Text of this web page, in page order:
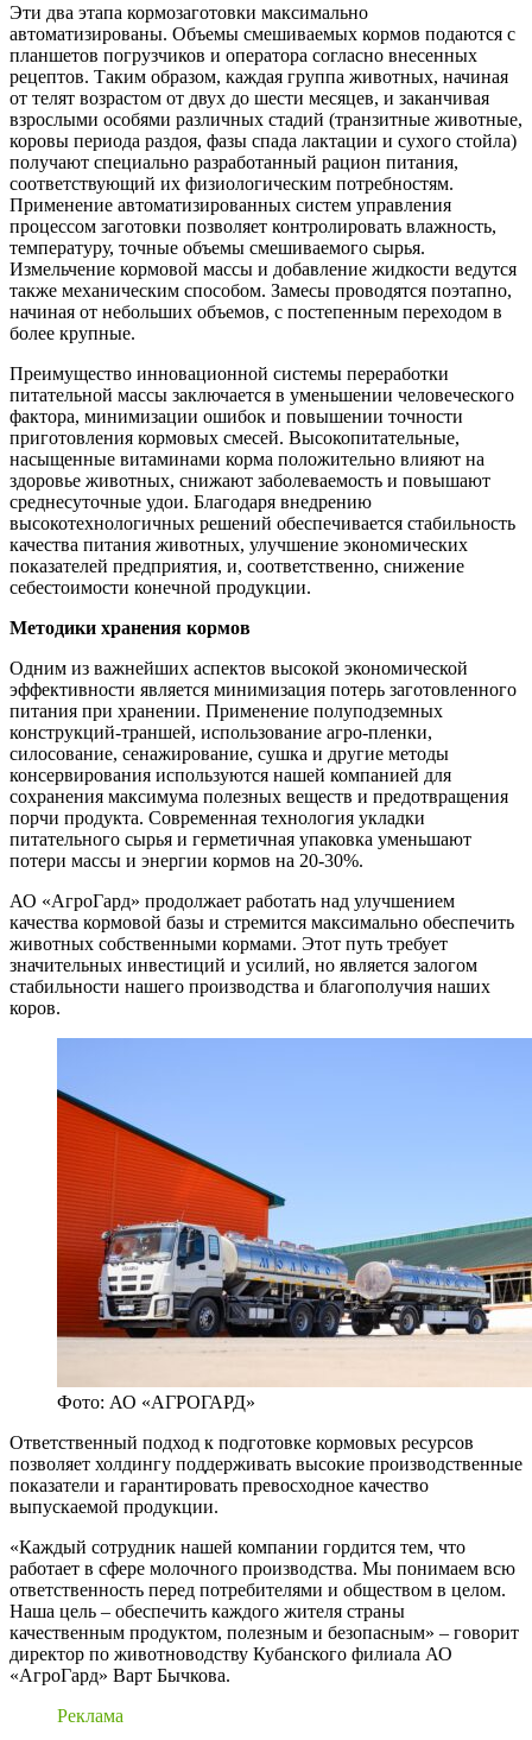
Эти два этапа кормозаготовки максимально
автоматизированы. Объемы смешиваемых кормов подаются с
планшетов погрузчиков и оператора согласно внесенных
рецептов. Таким образом, каждая группа животных, начиная
от телят возрастом от двух до шести месяцев, и заканчивая
взрослыми особями различных стадий (транзитные животные,
коровы периода раздоя, фазы спада лактации и сухого стойла)
получают специально разработанный рацион питания,
соответствующий их физиологическим потребностям.
Применение автоматизированных систем управления
процессом заготовки позволяет контролировать влажность,
температуру, точные объемы смешиваемого сырья.
Измельчение кормовой массы и добавление жидкости ведутся
также механическим способом. Замесы проводятся поэтапно,
начиная от небольших объемов, с постепенным переходом в
более крупные.
Преимущество инновационной системы переработки
питательной массы заключается в уменьшении человеческого
фактора, минимизации ошибок и повышении точности
приготовления кормовых смесей. Высокопитательные,
насыщенные витаминами корма положительно влияют на
здоровье животных, снижают заболеваемость и повышают
среднесуточные удои. Благодаря внедрению
высокотехнологичных решений обеспечивается стабильность
качества питания животных, улучшение экономических
показателей предприятия, и, соответственно, снижение
себестоимости конечной продукции.
Методики хранения кормов
Одним из важнейших аспектов высокой экономической
эффективности является минимизация потерь заготовленного
питания при хранении. Применение полуподземных
конструкций-траншей, использование агро-пленки,
силосование, сенажирование, сушка и другие методы
консервирования используются нашей компанией для
сохранения максимума полезных веществ и предотвращения
порчи продукта. Современная технология укладки
питательного сырья и герметичная упаковка уменьшают
потери массы и энергии кормов на 20-30%.
АО «АгроГард» продолжает работать над улучшением
качества кормовой базы и стремится максимально обеспечить
животных собственными кормами. Этот путь требует
значительных инвестиций и усилий, но является залогом
стабильности нашего производства и благополучия наших
коров.
Фото: АО «АГРОГАРД»
Ответственный подход к подготовке кормовых ресурсов
позволяет холдингу поддерживать высокие производственные
показатели и гарантировать превосходное качество
выпускаемой продукции.
«Каждый сотрудник нашей компании гордится тем, что
работает в сфере молочного производства. Мы понимаем всю
ответственность перед потребителями и обществом в целом.
Наша цель – обеспечить каждого жителя страны
качественным продуктом, полезным и безопасным» – говорит
директор по животноводству Кубанского филиала АО
«АгроГард» Варт Бычкова.
Реклама